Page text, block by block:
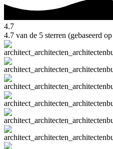
4.7
4.7 van de 5 sterren (gebaseerd op